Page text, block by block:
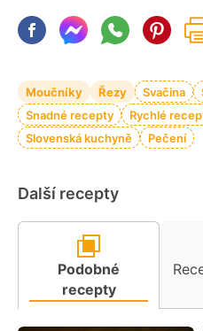
Moučníky Řezy Svačina
Snadné recepty
Rychlé
Slovenská kuchyně
Pečení
Další recepty
Podobné
recepty